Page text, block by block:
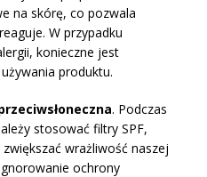
na skórę, co pozwala
W przypadku
konieczne jest
produktu.
. Podczas
stosować filtry SPF,
wrażliwość naszej
ochrony